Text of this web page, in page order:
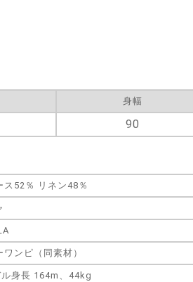
身幅
90
ス52％ リネン48％
ワンピ（同素材）
身長 164m、44kg